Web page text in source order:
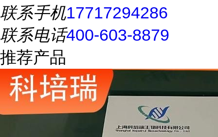
联系手机17717294286
联系电话400-603-8879
推荐产品